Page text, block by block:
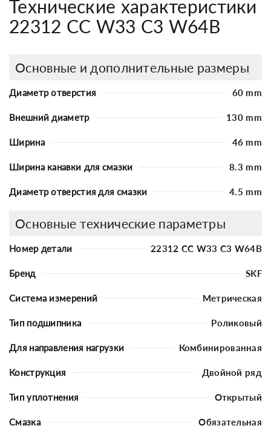
Технические характеристики
22312 CC W33 C3 W64B
Основные и дополнительные размеры
Диаметр отверстия 60 mm
Внешний диаметр 130 mm
Ширина 46 mm
Ширина канавки для смазки 8.3 mm
Диаметр отверстия для смазки 4.5 mm
Основные технические параметры
Номер детали 22312 CC W33 C3 W64B
Бренд SKF
Система измерений Метрическая
Тип подшипника Роликовый
Для направления нагрузки Комбинированная
Конструкция Двойной ряд
Тип уплотнения Открытый
Смазка Обязательная